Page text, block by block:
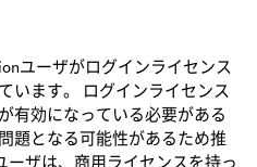
ユーザがログインライセンス
います。 ログインライセンス
有効になっている必要がある
題となる可能性があるため推
ーザは、商用ライセンスを持っ